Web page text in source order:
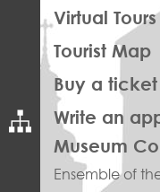
Virtual Tours
Tourist Map
Buy a ticket
Write an
ПРАВОЕ
МЕНЮ
ФУТЕР
Museum
Ensemble of